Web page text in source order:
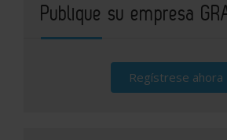
Publique su empresa
Regístrese ahora